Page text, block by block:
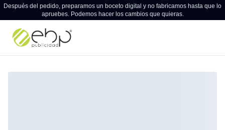
Después del pedido, preparamos un boceto digital y no fabricamos hasta que lo
apruebes. Podemos hacer los cambios que quieras.